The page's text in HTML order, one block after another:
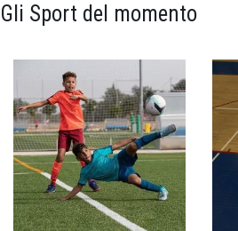
Gli Sport del momento